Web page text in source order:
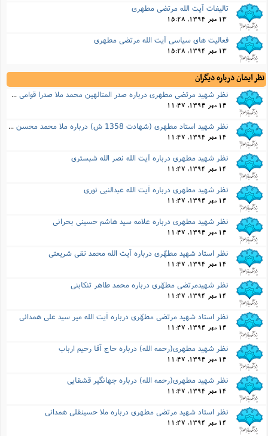
تالیفات آیت الله مرتضی مطهری
13 مهر 1394, 15:28
فعالیت های سیاسی آیت الله مرتضی مطهری
13 مهر 1394, 15:28
نظر ایشان درباره دیگران
نظر شهید مرتضى مطهرى درباره صدر المتالهین محمد ملا صدرا قوامی شیرازی
14 مهر 1394, 11:47
نظر شهید استاد مطهرى (شهادت 1358 ش) درباره ملا محمد محسن فیض کاشانی
14 مهر 1394, 11:47
نظر شهید مطهری درباره آیت الله نصر الله شبستری
14 مهر 1394, 11:47
نظر شهید مطهری درباره آیت الله عبدالنبی نوری
14 مهر 1394, 11:47
نظر شهید مطهرى درباره علامه سید هاشم حسینی بحرانی
14 مهر 1394, 11:47
نظر استاد شهید مطهّرى درباره آیت الله محمد تقی شریعتی
14 مهر 1394, 11:47
نظر شهیدمرتضى مطهّرى درباره محمد طاهر تنکابنی
14 مهر 1394, 11:47
نظر استاد شهید مرتضى مطهّرى درباره آیت الله میر سید علی همدانی
14 مهر 1394, 11:47
نظر شهید مطهرى(رحمه الله) درباره حاج آقا رحیم ارباب
14 مهر 1394, 11:47
نظر شهید مطهرى(رحمه الله) درباره جهانگیر قشقایی
14 مهر 1394, 11:47
نظر استاد شهید مرتضى مطهرى درباره ملا حسینقلی همدانی
14 مهر 1394, 11:47